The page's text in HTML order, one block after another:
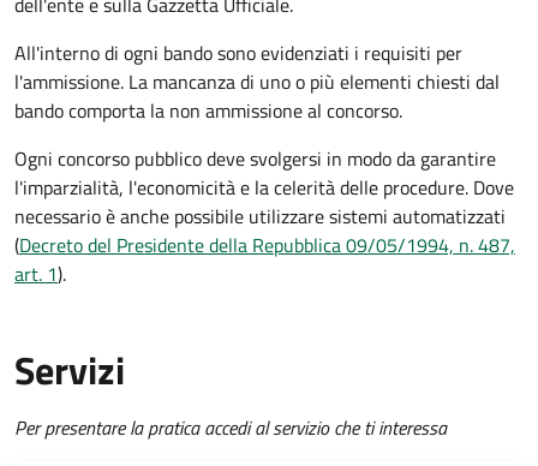
All'interno di ogni bando sono evidenziati i requisiti per
l'ammissione. La mancanza di uno o più elementi chiesti dal
bando comporta la non ammissione al concorso.
Ogni concorso pubblico deve svolgersi in modo da garantire
l'imparzialità, l'economicità e la celerità delle procedure. Dove
necessario è anche possibile utilizzare sistemi automatizzati
(Decreto del Presidente della Repubblica 09/05/1994, n. 487,
art. 1).
Servizi
Per presentare la pratica accedi al servizio che ti interessa